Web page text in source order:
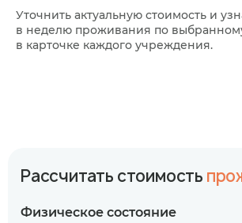
Уточнить актуальную стоимость и
в неделю проживания по
в карточке каждого учреждения.
Рассчитать стоимость
Физическое состояние